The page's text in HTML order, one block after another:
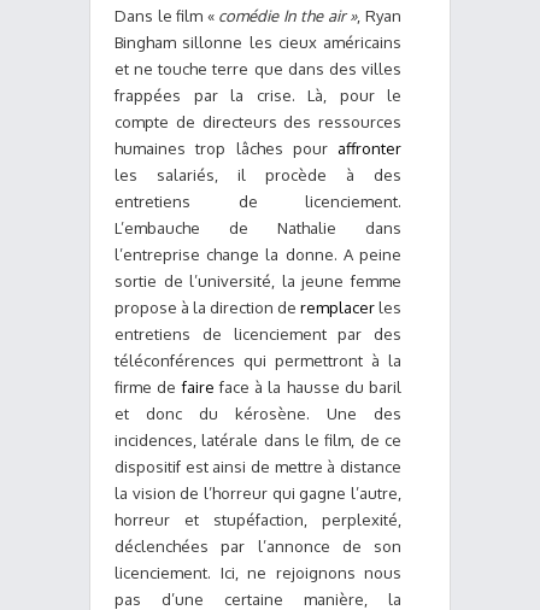
Dans le film « comédie In the air », Ryan
Bingham sillonne les cieux américains
et ne touche terre que dans des villes
frappées par la crise. Là, pour le
compte de directeurs des ressources
humaines trop lâches pour affronter
les salariés, il procède à des
entretiens de licenciement.
L’embauche de Nathalie dans
l’entreprise change la donne. A peine
sortie de l’université, la jeune femme
propose à la direction de remplacerles
entretiens de licenciement par des
téléconférences qui permettront à la
firme defaire face à la hausse du baril
et donc du kérosène. Une des
incidences, latérale dans le film, de ce
dispositif est ainsi de mettre à distance
la vision de l’horreur qui gagne l’autre,
horreur et stupéfaction, perplexité,
déclenchées par l’annonce de son
licenciement. Ici, ne rejoignons nous
pas d’une certaine manière, la